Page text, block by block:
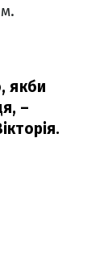
якби
–